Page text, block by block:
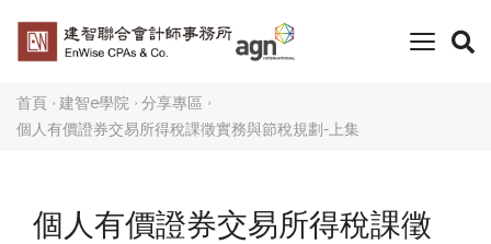
toggle
首頁 建智e學院
分享專區
個人有價證券交易所得稅課徵實務與節稅規劃-上集
個人有價證券交易所得稅課徵